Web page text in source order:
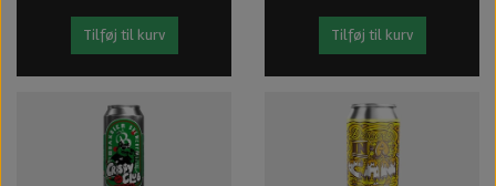
Tilføj til kurv Tilføj til kurv